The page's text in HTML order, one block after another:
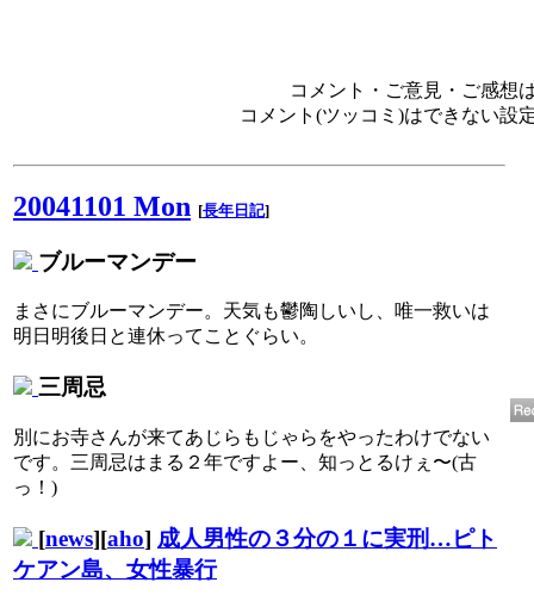
コメント・ご意見・ご感想
コメント(ツッコミ)はできない設
20041101 Mon [長年日記]
ブルーマンデー
まさにブルーマンデー。天気も鬱陶しいし、唯一救いは
明日明後日と連休ってことぐらい。
三周忌
別にお寺さんが来てあじらもじゃらをやったわけでない
です。三周忌はまる２年ですよー、知っとるけぇ〜(古
っ！)
[news][aho] 成人男性の３分の１に実刑…ピト
ケアン島、女性暴行